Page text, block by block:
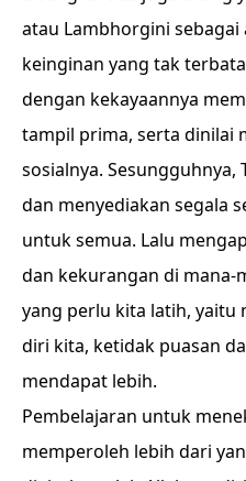
atau Lambhorgini
keinginan yang tak
dengan kekayaannya
tampil prima, serta dinilai
sosialnya.
dan menyediakan segala
untuk semua. Lalu
dan kekurangan di mana-
yang perlu kita latih, yaitu
diri kita, ketidak puasan
mendapat lebih.
Pembelajaran untuk
memperoleh lebih dari